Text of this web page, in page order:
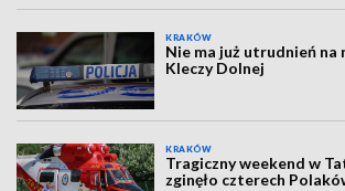
KRAKÓW
Nie ma już utrudnień na
Kleczy Dolnej
KRAKÓW
Tragiczny weekend w
zginęło czterech